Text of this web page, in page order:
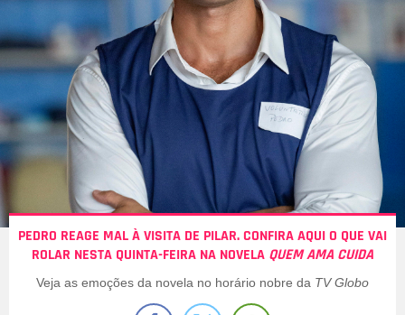
PEDRO REAGE MAL À VISITA DE PILAR. CONFIRA AQUI O QUE VAI
ROLAR NESTA QUINTA-FEIRA NA NOVELA QUEM AMA CUIDA
Veja as emoções da novela no horário nobre da TV Globo